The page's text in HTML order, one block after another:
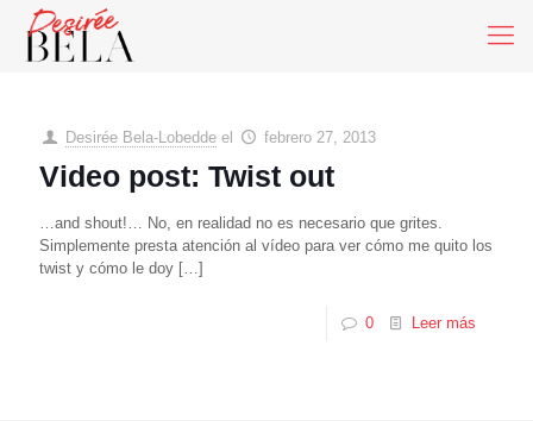
Desirée Bela-Lobedde el febrero 27, 2013
Video post: Twist out
…and shout!… No, en realidad no es necesario que grites.
Simplemente presta atención al vídeo para ver cómo me quito los
twist y cómo le doy […]
0 Leer más